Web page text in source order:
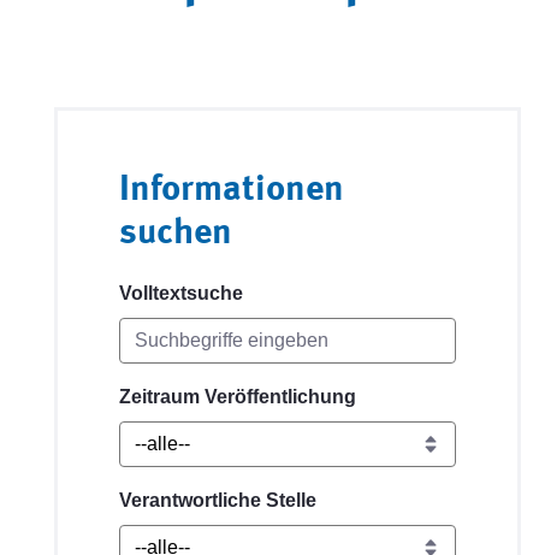
Informationen
suchen
Volltextsuche
Zeitraum Veröffentlichung
Verantwortliche Stelle